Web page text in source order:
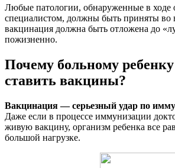
Любые патологии, обнаруженные в ходе
специалистом, должны быть приняты во
вакцинация должна быть отложена до
пожизненно.
Почему больному
ставить вакцины?
Вакцинация — серьезный удар по
Даже если в процессе иммунизации
живую вакцину, организм ребенка все
большой нагрузке.